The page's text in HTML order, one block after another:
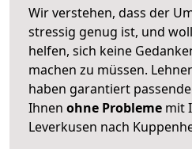
Wir verstehen, dass der
stressig genug ist, und
helfen, sich keine
machen zu müssen.
haben garantiert
Ihnen ohne Probleme mit
Leverkusen nach